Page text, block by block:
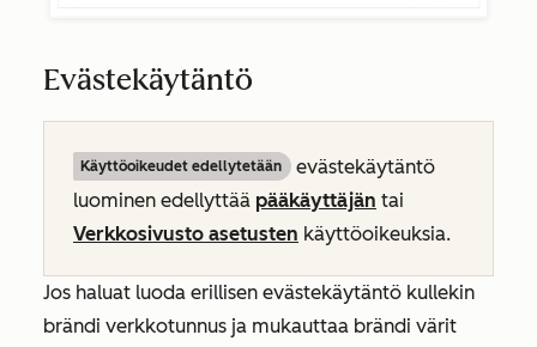
Evästekäytäntö
Käyttöoikeudet edellytetään
evästekäytäntö
luominen edellyttää pääkäyttäjän tai
Verkkosivusto asetusten käyttöoikeuksia.
Jos haluat luoda erillisen evästekäytäntö kullekin
brändi verkkotunnus ja mukauttaa brändi värit